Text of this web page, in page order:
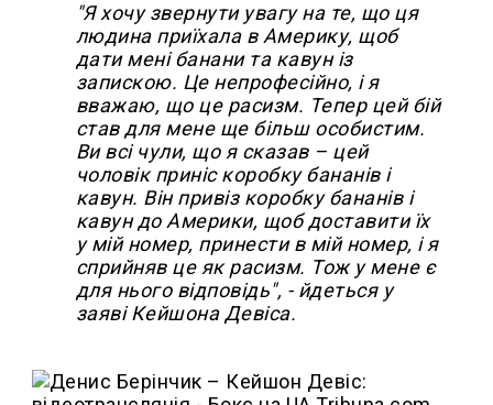
"Я хочу звернути увагу на те, що ця
людина приїхала в Америку, щоб
дати мені банани та кавун із
запискою. Це непрофесійно, і я
вважаю, що це расизм. Тепер цей бій
став для мене ще більш особистим.
Ви всі чули, що я сказав – цей
чоловік приніс коробку бананів і
кавун. Він привіз коробку бананів і
кавун до Америки, щоб доставити їх
у мій номер, принести в мій номер, і я
сприйняв це як расизм. Тож у мене є
для нього відповідь", - йдеться у
заяві Кейшона Девіса.